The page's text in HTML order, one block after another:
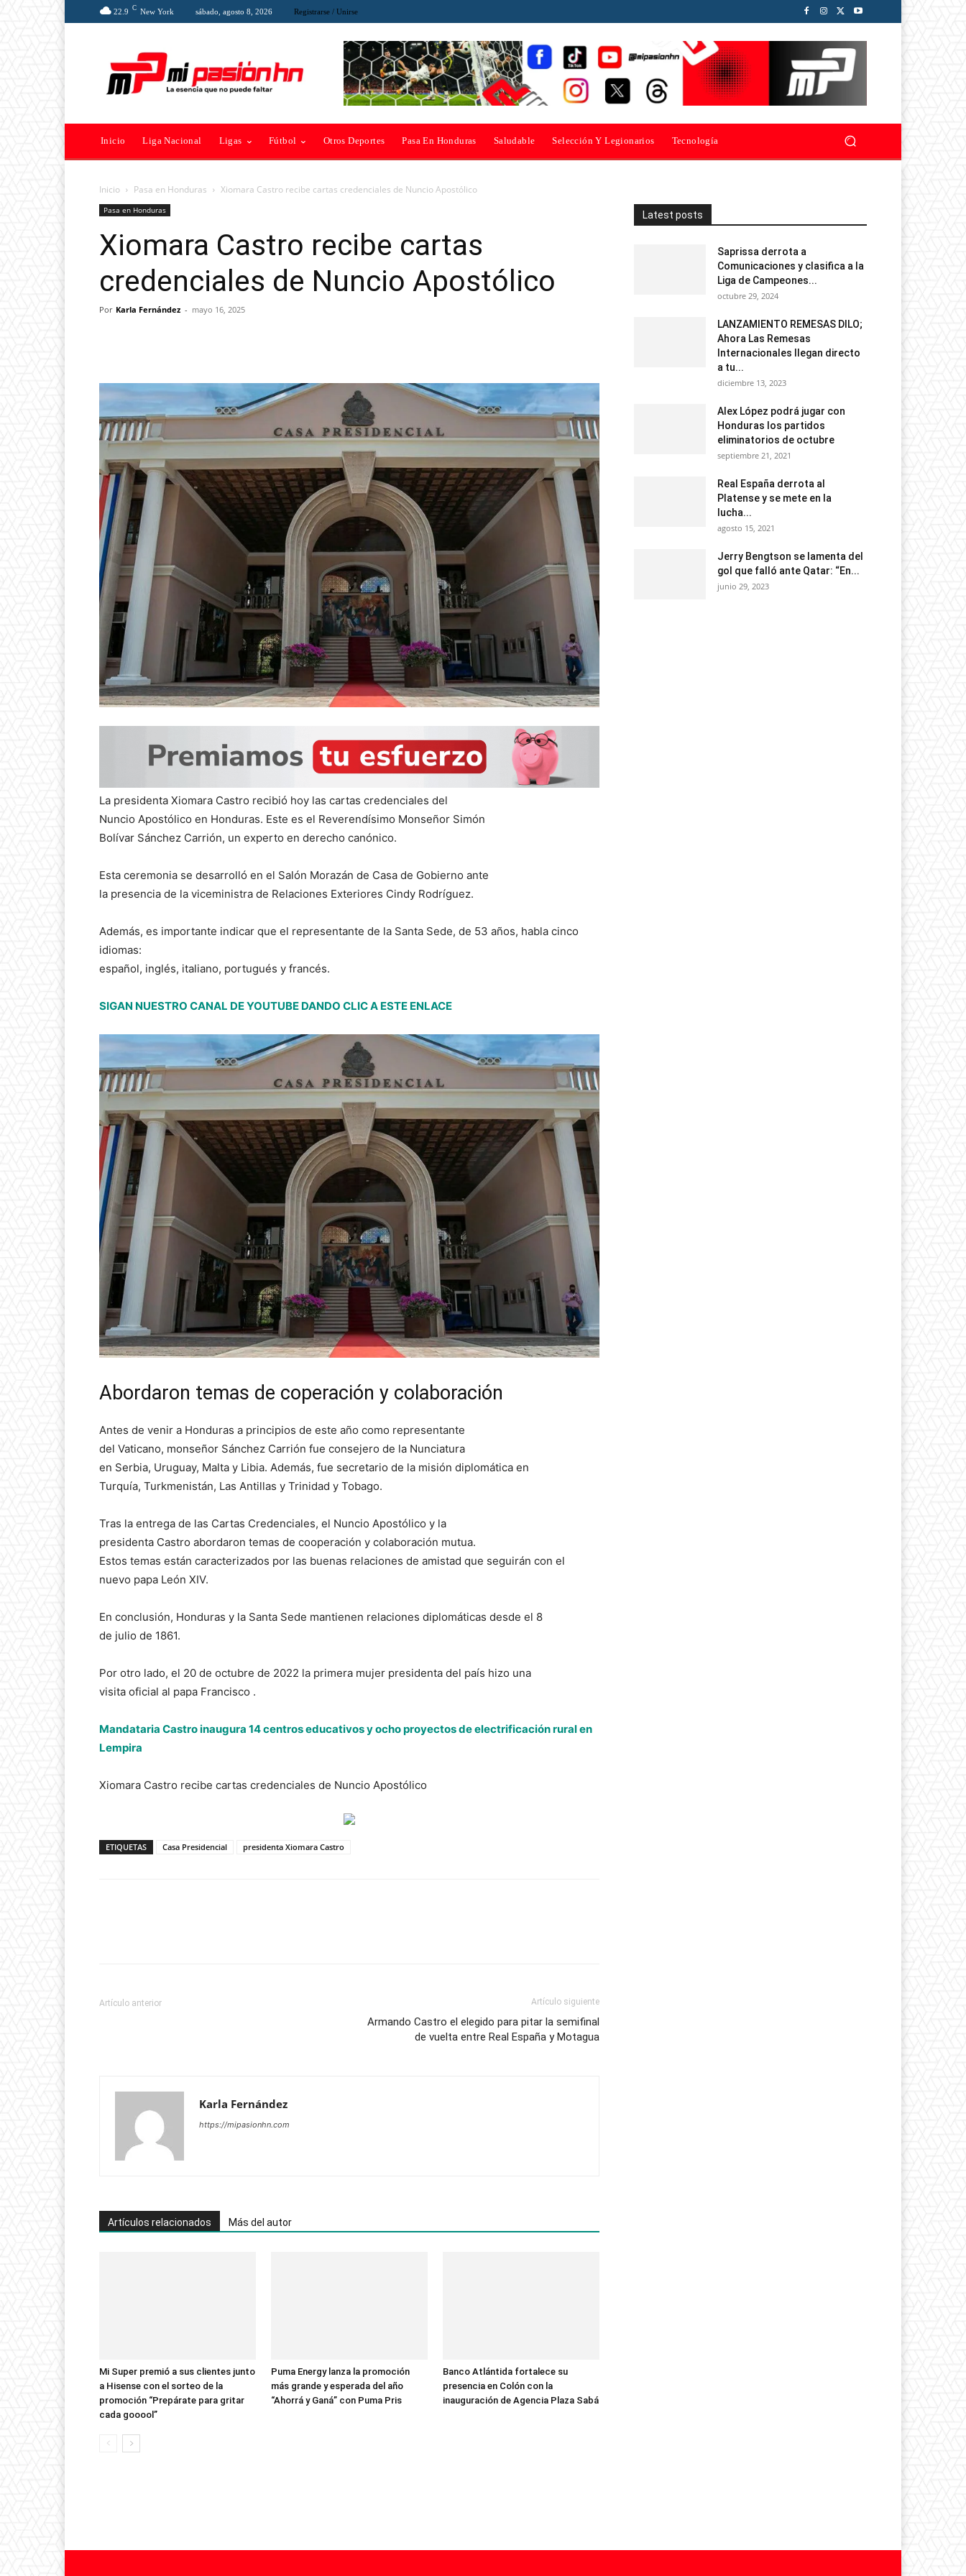
22.9 C New York sábado, agosto 8, 2026 Registrarse / Unirse
Inicio Liga Nacional Ligas Fútbol Otros Deportes Pasa En Honduras Saludable Selección Y Legionarios Tecnología
Inicio Pasa en Honduras Xiomara Castro recibe cartas credenciales de Nuncio Apostólico
Pasa en Honduras
Xiomara Castro recibe cartas
credenciales de Nuncio Apostólico
Por Karla Fernández - mayo 16, 2025
La presidenta Xiomara Castro recibió hoy las cartas credenciales del
Nuncio Apostólico en Honduras. Este es el Reverendísimo Monseñor Simón
Bolívar Sánchez Carrión, un experto en derecho canónico.
Esta ceremonia se desarrolló en el Salón Morazán de Casa de Gobierno ante
la presencia de la viceministra de Relaciones Exteriores Cindy Rodríguez.
Además, es importante indicar que el representante de la Santa Sede, de 53 años, habla cinco
idiomas:
español, inglés, italiano, portugués y francés.
SIGAN NUESTRO CANAL DE YOUTUBE DANDO CLIC A ESTE ENLACE
Abordaron temas de coperación y colaboración
Antes de venir a Honduras a principios de este año como representante
del Vaticano, monseñor Sánchez Carrión fue consejero de la Nunciatura
en Serbia, Uruguay, Malta y Libia. Además, fue secretario de la misión diplomática en
Turquía, Turkmenistán, Las Antillas y Trinidad y Tobago.
Tras la entrega de las Cartas Credenciales, el Nuncio Apostólico y la
presidenta Castro abordaron temas de cooperación y colaboración mutua.
Estos temas están caracterizados por las buenas relaciones de amistad que seguirán con el
nuevo papa León XIV.
En conclusión, Honduras y la Santa Sede mantienen relaciones diplomáticas desde el 8
de julio de 1861.
Por otro lado, el 20 de octubre de 2022 la primera mujer presidenta del país hizo una
visita oficial al papa Francisco .
Mandataria Castro inaugura 14 centros educativos y ocho proyectos de electrificación rural en
Lempira
Xiomara Castro recibe cartas credenciales de Nuncio Apostólico
ETIQUETAS Casa Presidencial presidenta Xiomara Castro
Artículo anterior Artículo siguiente
Armando Castro el elegido para pitar la semifinal
de vuelta entre Real España y Motagua
Karla Fernández
https://mipasionhn.com
Artículos relacionados Más del autor
Mi Super premió a sus clientes junto
a Hisense con el sorteo de la
promoción “Prepárate para gritar
cada gooool”
Puma Energy lanza la promoción
más grande y esperada del año
“Ahorrá y Ganá” con Puma Pris
Banco Atlántida fortalece su
presencia en Colón con la
inauguración de Agencia Plaza Sabá
Latest posts
Saprissa derrota a
Comunicaciones y clasifica a la
Liga de Campeones...
octubre 29, 2024
LANZAMIENTO REMESAS DILO;
Ahora Las Remesas
Internacionales llegan directo
a tu...
diciembre 13, 2023
Alex López podrá jugar con
Honduras los partidos
eliminatorios de octubre
septiembre 21, 2021
Real España derrota al
Platense y se mete en la
lucha...
agosto 15, 2021
Jerry Bengtson se lamenta del
gol que falló ante Qatar: “En...
junio 29, 2023